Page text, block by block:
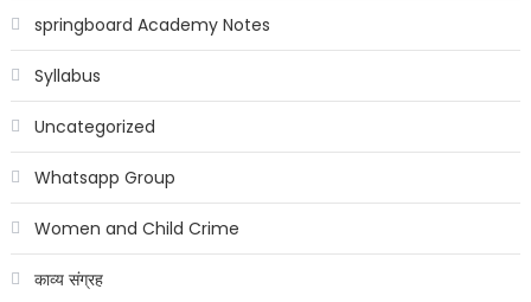
springboard Academy Notes
Syllabus
Uncategorized
Whatsapp Group
Women and Child Crime
काव्य संग्रह